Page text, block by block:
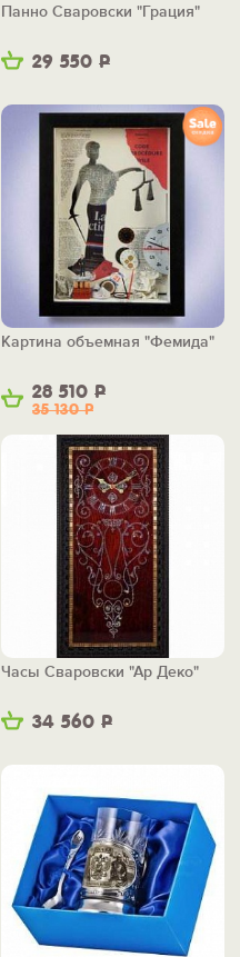
29 550 Р
Панно Сваровски "Грация"
28 510 Р
35 130Р
Картина объемная "Фемида"
34 560 Р
Часы Сваровски "Ар Деко"